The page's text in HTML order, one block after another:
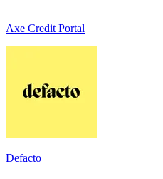
Axe Credit Portal
Defacto